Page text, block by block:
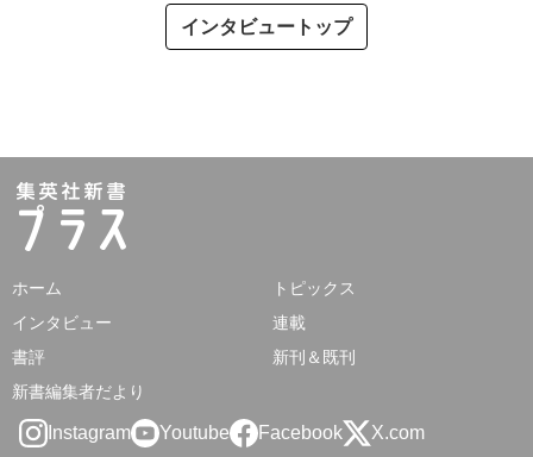
インタビュートップ
ホーム
トピックス
インタビュー
連載
書評
新刊＆既刊
新書編集者だより
Instagram Youtube Facebook X.com